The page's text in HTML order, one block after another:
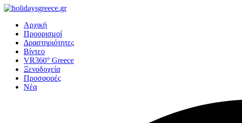
Αρχική
Προορισμοί
Δραστηριότητες
Βίντεο
VR360° Greece
Ξενοδοχεία
Προσφορές
Νέα